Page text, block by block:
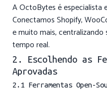
A OctoBytes é especialista
Conectamos Shopify,
e muito mais, centralizando
tempo real.
2. Escolhendo as
Aprovadas
2.1 Ferramentas Open-